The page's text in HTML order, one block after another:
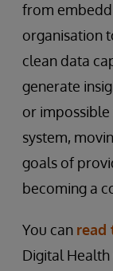
from
organisation
clean data
generate
or
system,
goals of
becoming a
You can read
Digital